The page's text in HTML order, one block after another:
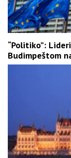
“Politiko”:
Budimpeštom